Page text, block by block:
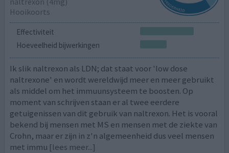
Hooikoorts
Effectiviteit
Hoeveelheid bijwerkingen
Ik slik naltrexon als LDN; dat staat voor 'low dose
naltrexone' en wordt wereldwijd meer en meer gebruikt
als middel om het immuunsysteem te boosten. Op
moment van schrijven staan er al twee eerdere
getuigenissen van dit gebruik van naltrexon. Het is vooral
bekend bij mensen met MS en mensen met de ziekte van
Crohn, maar er zijn in z'n algemeenheid dus veel mensen
met immu [lees meer...]